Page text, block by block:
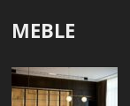
MEBLE